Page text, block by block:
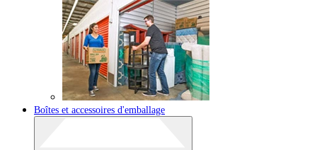
Boîtes et accessoires d'emballage